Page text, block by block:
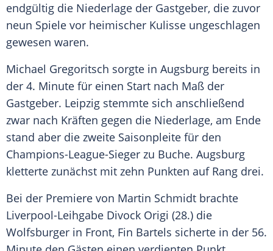
endgültig die Niederlage der Gastgeber, die zuvor
neun Spiele vor heimischer Kulisse ungeschlagen
gewesen waren.
Michael Gregoritsch sorgte in Augsburg bereits in
der 4. Minute für einen Start nach Maß der
Gastgeber. Leipzig stemmte sich anschließend
zwar nach Kräften gegen die Niederlage, am Ende
stand aber die zweite Saisonpleite für den
Champions-League-Sieger zu Buche. Augsburg
kletterte zunächst mit zehn Punkten auf Rang drei.
Bei der Premiere von Martin Schmidt brachte
Liverpool-Leihgabe Divock Origi (28.) die
Wolfsburger in Front, Fin Bartels sicherte in der 56.